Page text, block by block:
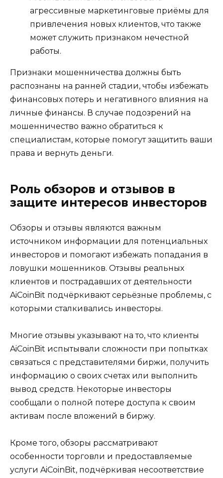
агрессивные маркетинговые приёмы для
привлечения новых клиентов, что также
может служить признаком нечестной
работы.
Признаки мошенничества должны быть
распознаны на ранней стадии, чтобы избежать
финансовых потерь и негативного влияния на
личные финансы. В случае подозрений на
мошенничество важно обратиться к
специалистам, которые помогут защитить ваши
права и вернуть деньги.
Роль обзоров и отзывов в
защите интересов инвесторов
Обзоры и отзывы являются важным
источником информации для потенциальных
инвесторов и помогают избежать попадания в
ловушки мошенников. Отзывы реальных
клиентов и пострадавших от деятельности
AiCoinBit подчёркивают серьёзные проблемы, с
которыми сталкивались инвесторы.
Многие отзывы указывают на то, что клиенты
AiCoinBit испытывали сложности при попытках
связаться с представителями биржи, получить
информацию о своих счетах или выполнить
вывод средств. Некоторые инвесторы
сообщали о полной потере доступа к своим
активам после вложений в биржу.
Кроме того, обзоры рассматривают
особенности торговли и предоставляемые
услуги AiCoinBit, подчёркивая несоответствие